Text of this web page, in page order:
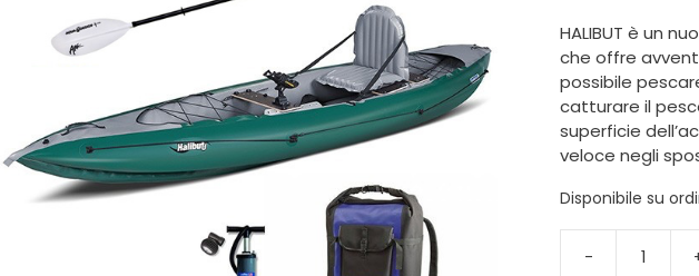
HALIBUT è un
che offre
possibile
catturare il
superficie
veloce negli
Disponibile su
-